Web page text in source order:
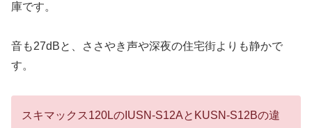
庫です。
音も27dBと、ささやき声や深夜の住宅街よりも静かで
す。
スキマックス120LのIUSN-S12AとKUSN-S12Bの違